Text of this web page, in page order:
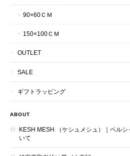
90×60ＣＭ
150×100ＣＭ
OUTLET
SALE
ギフトラッピング
ABOUT
KESH MESH （ケシュメシュ）｜ペル
いて